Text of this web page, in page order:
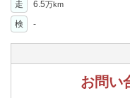
走 6.5万km
検
-
お問い